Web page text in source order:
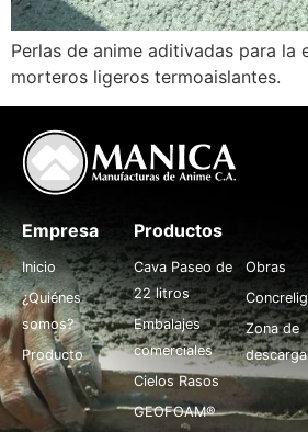
Perlas de anime aditivadas para la
morteros ligeros termoaislantes.
Empresa
Inicio
¿Quiénes
somos?
Producto
Productos
Cava Paseo de
22 litros
Embalajes
comerciales
Cielos Rasos
GEOFOAM®
Obras
Zona de
descarga